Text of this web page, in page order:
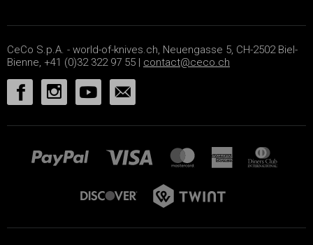
CeCo S.p.A. - world-of-knives.ch, Neuengasse 5, CH-2502 Biel-
Bienne, +41 (0)32 322 97 55 | contact@ceco.ch